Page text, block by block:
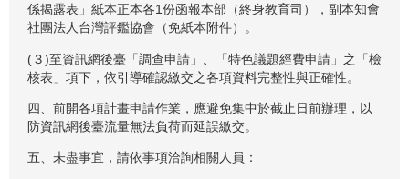
係揭露表」紙本正本各1份函報本部（終身教育司），副本知會
社團法人台灣評鑑協會（免紙本附件）。
(３)至資訊網後臺「調查申請」、「特色議題經費申請」之「檢
核表」項下，依引導確認繳交之各項資料完整性與正確性。
四、前開各項計畫申請作業，應避免集中於截止日前辦理，以
防資訊網後臺流量無法負荷而延誤繳交。
五、未盡事宜，請依事項洽詢相關人員：